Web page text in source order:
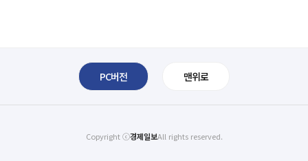
PC버전 맨위로
Copyright ⓒ경제일보All rights reserved.